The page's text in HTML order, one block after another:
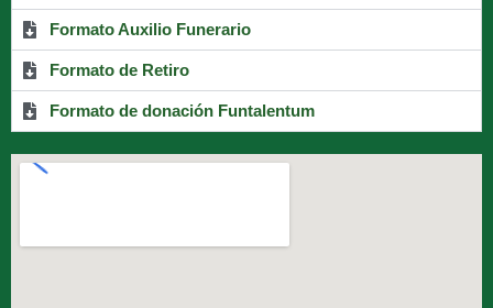
Formato Auxilio Funerario
Formato de Retiro
Formato de donación Funtalentum